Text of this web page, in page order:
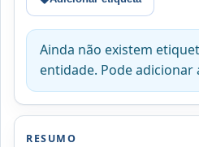
Ainda não existem
entidade. Pode adicionar
RESUMO